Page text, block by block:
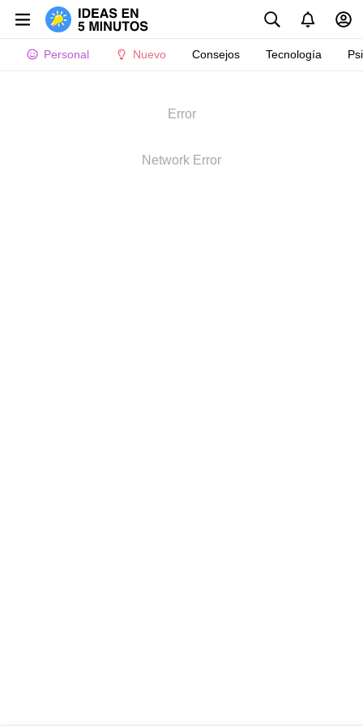
Personal Nuevo Consejos Tecnología
Error
Network Error